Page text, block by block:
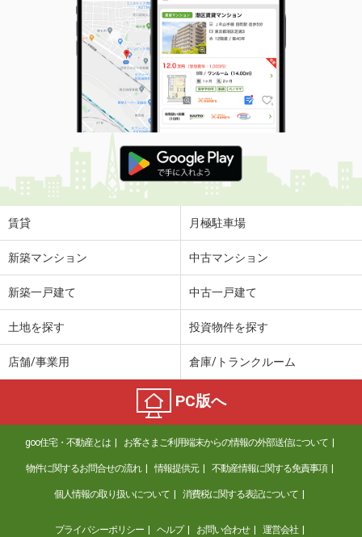
香川県高松市桜町１丁目
価 格
2,380万円
住 所
香川県高松市桜町１丁目
専有面積 75.18m²
間取り
2SLDK
香川県高松市浜ノ町
価 格
2,849万円
住 所
香川県高松市浜ノ町
専有面積
香川県高松市高松町
1,280万円
賃貸 月極駐車場
新築マンション 中古マンション
新築一戸建て 中古一戸建て
土地を探す 投資物件を探す
店舗/事業用 倉庫/トランクルーム
PC版へ
goo住宅・不動産とは お客さまご利用端末からの情報の外部送信について
物件に関するお問合せの流れ 情報提供元 不動産情報に関する免責事項
個人情報の取り扱いについて 消費税に関する表記について
プライバシーポリシー ヘルプ お問い合わせ 運営会社